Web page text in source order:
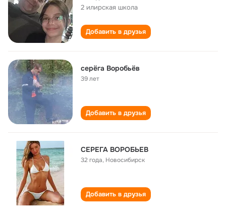
2 илирская школа
Добавить в друзья
серёга Воробьёв
39 лет
Добавить в друзья
СЕРЕГА ВОРОБЬЕВ
32 года, Новосибирск
Добавить в друзья